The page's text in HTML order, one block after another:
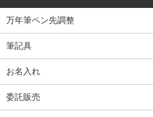
万年筆ペン先調整
筆記具
お名入れ
委託販売